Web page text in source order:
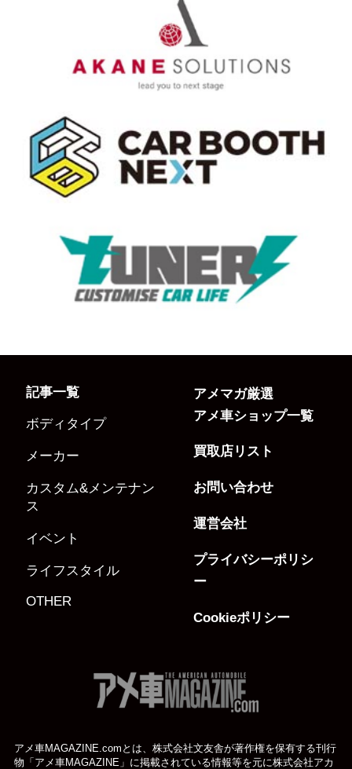
記事一覧
ボディタイプ
メーカー
カスタム&メンテナン
ス
イベント
ライフスタイル
OTHER
アメマガ厳選
アメ車ショップ一覧
買取店リスト
お問い合わせ
運営会社
プライバシーポリシ
ー
Cookieポリシー
アメ車MAGAZINE.comとは、株式会社文友舎が著作権を保有する刊行
物「アメ車MAGAZINE」に掲載されている情報等を元に株式会社アカ